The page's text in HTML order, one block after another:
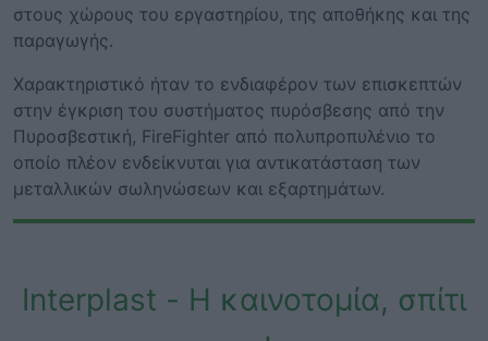
στους χώρους του εργαστηρίου, της αποθήκης και της
παραγωγής.
Χαρακτηριστικό ήταν το ενδιαφέρον των επισκεπτών
στην έγκριση του συστήματος πυρόσβεσης από την
Πυροσβεστική, FireFighter από πολυπροπυλένιο το
οποίο πλέον ενδείκνυται για αντικατάσταση των
μεταλλικών σωληνώσεων και εξαρτημάτων.
Interplast - Η καινοτομία, σπίτι